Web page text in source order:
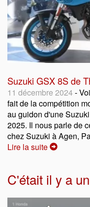
Suzuki GSX 8S de
11 décembre 2024-
fait de la compétition
au guidon d'une
2025. Il nous parle de
chez Suzuki à Agen,
Lire la suite
C'était il y a